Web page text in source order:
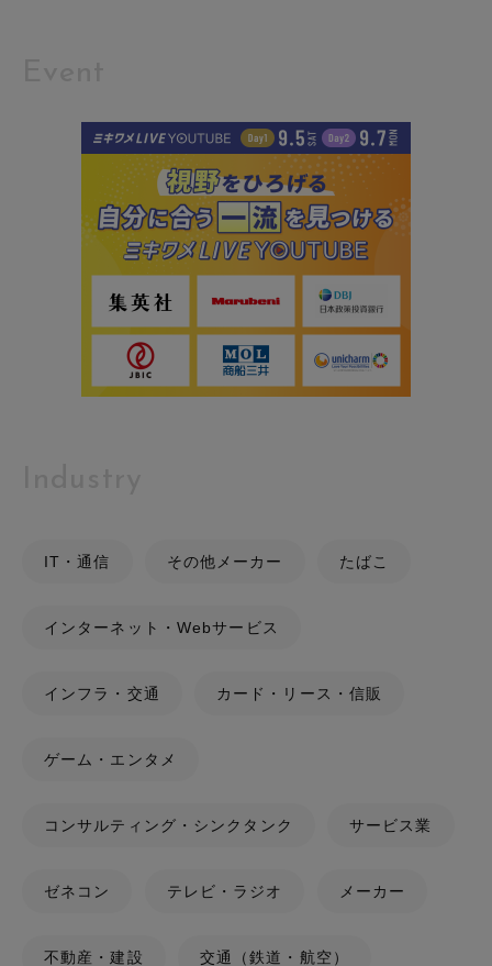
IT・通信 その他メーカー たばこ
インターネット・Webサービス
インフラ・交通 カード・リース・信販
ゲーム・エンタメ
コンサルティング・シンクタンク サービス業
ゼネコン テレビ・ラジオ メーカー
不動産・建設 交通（鉄道・航空）